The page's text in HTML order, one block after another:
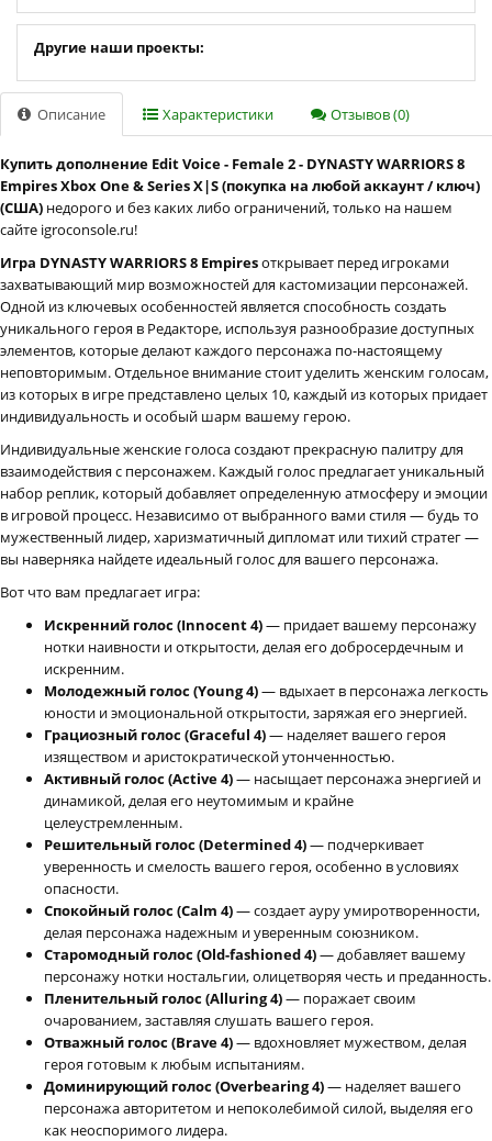
Другие наши проекты:
Описание Характеристики Отзывов (0)
Купить дополнение Edit Voice - Female 2 - DYNASTY WARRIORS 8
Empires Xbox One & Series X|S (покупка на любой аккаунт / ключ)
(США) недорого и без каких либо ограничений, только на нашем
сайте igroconsole.ru!
Игра DYNASTY WARRIORS 8 Empiresоткрывает перед игроками
захватывающий мир возможностей для кастомизации персонажей.
Одной из ключевых особенностей является способность создать
уникального героя в Редакторе, используя разнообразие доступных
элементов, которые делают каждого персонажа по-настоящему
неповторимым. Отдельное внимание стоит уделить женским голосам,
из которых в игре представлено целых 10, каждый из которых придает
индивидуальность и особый шарм вашему герою.
Индивидуальные женские голоса создают прекрасную палитру для
взаимодействия с персонажем. Каждый голос предлагает уникальный
набор реплик, который добавляет определенную атмосферу и эмоции
в игровой процесс. Независимо от выбранного вами стиля — будь то
мужественный лидер, харизматичный дипломат или тихий стратег —
вы наверняка найдете идеальный голос для вашего персонажа.
Вот что вам предлагает игра:
Искренний голос (Innocent 4)— придает вашему персонажу
нотки наивности и открытости, делая его добросердечным и
искренним.
Молодежный голос (Young 4)— вдыхает в персонажа легкость
юности и эмоциональной открытости, заряжая его энергией.
Грациозный голос (Graceful 4)— наделяет вашего героя
изяществом и аристократической утонченностью.
Активный голос (Active 4)— насыщает персонажа энергией и
динамикой, делая его неутомимым и крайне
целеустремленным.
Решительный голос (Determined 4)— подчеркивает
уверенность и смелость вашего героя, особенно в условиях
опасности.
Спокойный голос (Calm 4)— создает ауру умиротворенности,
делая персонажа надежным и уверенным союзником.
Старомодный голос (Old-fashioned 4)— добавляет вашему
персонажу нотки ностальгии, олицетворяя честь и преданность.
Пленительный голос (Alluring 4)— поражает своим
очарованием, заставляя слушать вашего героя.
Отважный голос (Brave 4)— вдохновляет мужеством, делая
героя готовым к любым испытаниям.
Доминирующий голос (Overbearing 4)— наделяет вашего
персонажа авторитетом и непоколебимой силой, выделяя его
как неоспоримого лидера.